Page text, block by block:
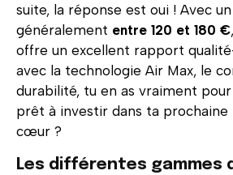
suite, la réponse est oui ! Avec
généralement entre 120 et 180 €
offre un excellent rapport
avec la technologie Air Max, le
durabilité, tu en as vraiment
prêt à investir dans ta prochaine
cœur ?
Les différentes gammes